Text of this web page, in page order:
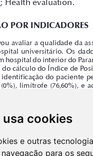
cookies
e outras
para os